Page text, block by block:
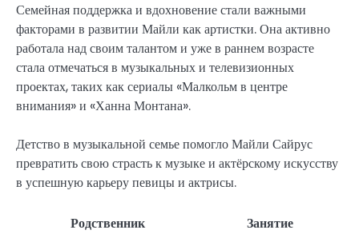
Семейная поддержка и вдохновение стали важными
факторами в развитии Майли как артистки. Она активно
работала над своим талантом и уже в раннем возрасте
стала отмечаться в музыкальных и телевизионных
проектах, таких как сериалы «Малкольм в центре
внимания» и «Ханна Монтана».
Детство в музыкальной семье помогло Майли Сайрус
превратить свою страсть к музыке и актёрскому искусству
в успешную карьеру певицы и актрисы.
Родственник
Занятие